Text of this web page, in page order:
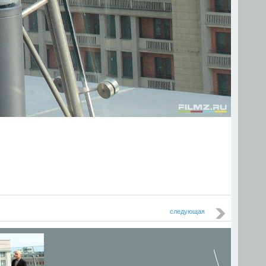
следующая